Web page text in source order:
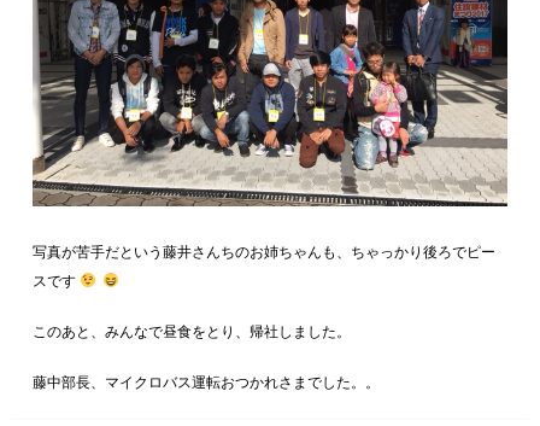
写真が苦手だという藤井さんちのお姉ちゃんも、ちゃっかり後ろでピー
スです
このあと、みんなで昼食をとり、帰社しました。
藤中部長、マイクロバス運転おつかれさまでした。。